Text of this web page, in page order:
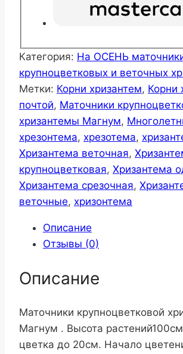
Категория: На ОСЕНЬ
крупноцветковых и веточных
Метки: Корни хризантем, Корни
почтой, Маточники
хризантемы Магнум,
хрезонтема, хрезотема,
Хризантема веточная,
крупноцветковая, Хризантема
Хризантема срезочная,
веточные, хризонтема
Описание
Отзывы (0)
Описание
Маточники крупноцветковой
Магнум . Высота
цветка до 20см. Начало